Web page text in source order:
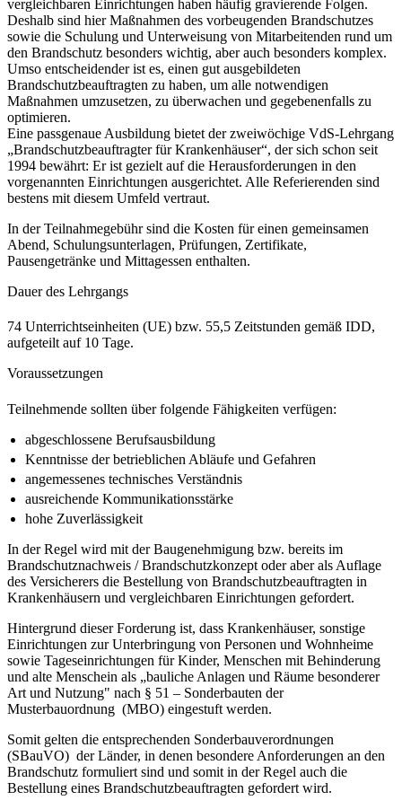
vergleichbaren Einrichtungen haben häufig gravierende Folgen.
Deshalb sind hier Maßnahmen des vorbeugenden Brandschutzes
sowie die Schulung und Unterweisung von Mitarbeitenden rund um
den Brandschutz besonders wichtig, aber auch besonders komplex.
Umso entscheidender ist es, einen gut ausgebildeten
Brandschutzbeauftragten zu haben, um alle notwendigen
Maßnahmen umzusetzen, zu überwachen und gegebenenfalls zu
optimieren.
Eine passgenaue Ausbildung bietet der zweiwöchige VdS-Lehrgang
„Brandschutzbeauftragter für Krankenhäuser“, der sich schon seit
1994 bewährt: Er ist gezielt auf die Herausforderungen in den
vorgenannten Einrichtungen ausgerichtet. Alle Referierenden sind
bestens mit diesem Umfeld vertraut.
In der Teilnahmegebühr sind die Kosten für einen gemeinsamen
Abend, Schulungsunterlagen, Prüfungen, Zertifikate,
Pausengetränke und Mittagessen enthalten.
Dauer des Lehrgangs
74 Unterrichtseinheiten (UE) bzw. 55,5 Zeitstunden gemäß IDD,
aufgeteilt auf 10 Tage.
Voraussetzungen
Teilnehmende sollten über folgende Fähigkeiten verfügen:
abgeschlossene Berufsausbildung
Kenntnisse der betrieblichen Abläufe und Gefahren
angemessenes technisches Verständnis
ausreichende Kommunikationsstärke
hohe Zuverlässigkeit
In der Regel wird mit der Baugenehmigung bzw. bereits im
Brandschutznachweis / Brandschutzkonzept oder aber als Auflage
des Versicherers die Bestellung von Brandschutzbeauftragten in
Krankenhäusern und vergleichbaren Einrichtungen gefordert.
Hintergrund dieser Forderung ist, dass Krankenhäuser, sonstige
Einrichtungen zur Unterbringung von Personen und Wohnheime
sowie Tageseinrichtungen für Kinder, Menschen mit Behinderung
und alte Menschein als „bauliche Anlagen und Räume besonderer
Art und Nutzung" nach § 51 – Sonderbauten der
Musterbauordnung (MBO) eingestuft werden.
Somit gelten die entsprechenden Sonderbauverordnungen
(SBauVO) der Länder, in denen besondere Anforderungen an den
Brandschutz formuliert sind und somit in der Regel auch die
Bestellung eines Brandschutzbeauftragten gefordert wird.